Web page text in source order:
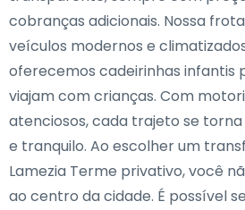
cobranças adicionais. Nossa
veículos modernos e
oferecemos cadeirinhas infantis
viajam com crianças. Com
atenciosos, cada trajeto se
e tranquilo. Ao escolher um
Lamezia Terme privativo, você
ao centro da cidade. É possível